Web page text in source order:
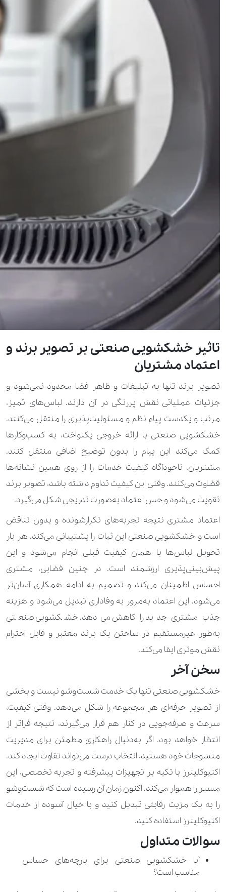
تاثیر خشکشویی صنعتی بر تصویر برند و
اعتماد مشتریان
تصویر برند تنها به تبلیغات و ظاهر فضا محدود نمی‌شود و
جزئیات عملیاتی نقش پررنگی در آن دارند. لباس‌های تمیز،
مرتب و یکدست پیام نظم و مسئولیت‌پذیری را منتقل می‌کنند.
خشکشویی صنعتی با ارائه خروجی یکنواخت، به کسب‌وکارها
کمک می‌کند این پیام را بدون توضیح اضافی منتقل کنند.
مشتریان، ناخودآگاه کیفیت خدمات را از روی همین نشانه‌ها
قضاوت می‌کنند. وقتی این کیفیت تداوم داشته باشد، تصویر برند
تقویت می‌شود و حس اعتماد به‌صورت تدریجی شکل می‌گیرد.
اعتماد مشتری نتیجه تجربه‌های تکرارشونده و بدون تناقض
است و خشکشویی صنعتی این ثبات را پشتیبانی می‌کند. هر بار
تحویل لباس‌ها با همان کیفیت قبلی انجام می‌شود و این
پیش‌بینی‌پذیری ارزشمند است. در چنین فضایی، مشتری
احساس اطمینان می‌کند و تصمیم به ادامه همکاری آسان‌تر
می‌شود. این اعتماد به‌مرور به وفاداری تبدیل می‌شود و هزینه
جذب مشتری جدید را کاهش می‌دهد. خشکشویی صنعتی
به‌طور غیرمستقیم در ساختن یک برند معتبر و قابل احترام
نقش موثری ایفا می‌کند.
سخن آخر
خشکشویی صنعتی تنها یک خدمت شست‌وشو نیست و بخشی
از تصویر حرفه‌ای هر مجموعه را شکل می‌دهد. وقتی کیفیت،
سرعت و صرفه‌جویی در کنار هم قرار می‌گیرند، نتیجه فراتر از
انتظار خواهد بود. اگر به‌دنبال راهکاری مطمئن برای مدیریت
منسوجات خود هستید، انتخاب درست می‌تواند تفاوت ایجاد کند.
اکتیوکلینرز با تکیه بر تجهیزات پیشرفته و تجربه تخصصی، این
مسیر را هموار می‌کند. اکنون زمان آن رسیده است که شست‌وشو
را به یک مزیت رقابتی تبدیل کنید و با خیال آسوده از خدمات
اکتیوکلینرز استفاده کنید.
سوالات متداول
آیا خشکشویی صنعتی برای پارچه‌های حساس
مناسب است؟